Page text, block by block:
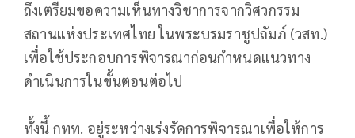
ถึงเตรียมขอความเห็นทางวิชาการจากวิศวกรรม
สถานแห่งประเทศไทย ในพระบรมราชูปถัมภ์ (วสท.)
เพื่อใช้ประกอบการพิจารณาก่อนกำหนดแนวทาง
ดำเนินการในขั้นตอนต่อไป
ทั้งนี้ กทท. อยู่ระหว่างเร่งรัดการพิจารณาเพื่อให้การ